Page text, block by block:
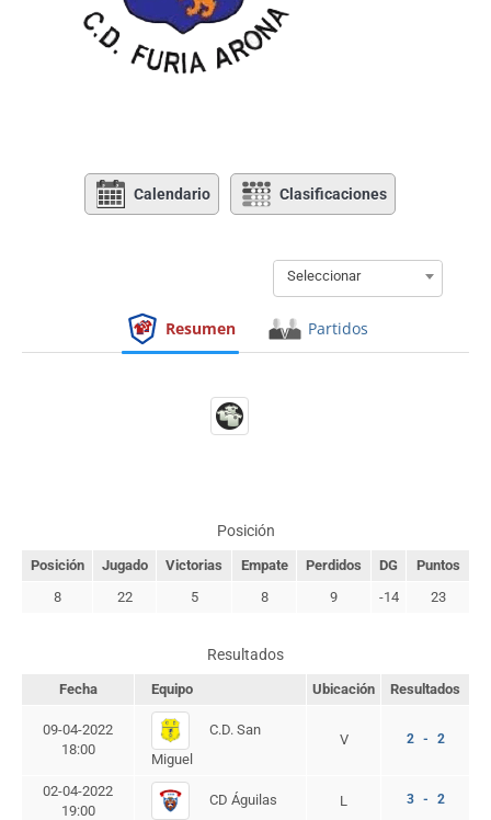
Calendario Clasificaciones
Seleccionar
Resumen Partidos
Posición
Posición Jugado Victorias Empate Perdidos DG
Puntos
8
22 5 8 9 -14 23
Resultados
Fecha Equipo Ubicación Resultados
09-04-2022
18:00
C.D. San
Miguel
V 2 - 2
02-04-2022
19:00
CD Águilas L 3 - 2